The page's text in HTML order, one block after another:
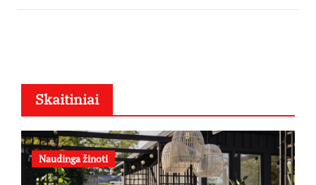
Skaitiniai
Naudinga žinoti